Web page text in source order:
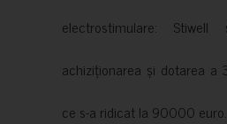
electrostimulare:
achiziționarea și dotarea a
ce s-a ridicat la 90000 euro.